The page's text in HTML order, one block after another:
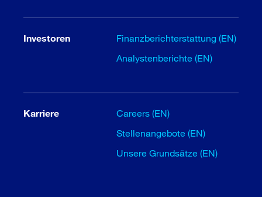
Investoren
Finanzberichterstattung (EN)
Analystenberichte (EN)
Karriere
Careers (EN)
Stellenangebote (EN)
Unsere Grundsätze (EN)